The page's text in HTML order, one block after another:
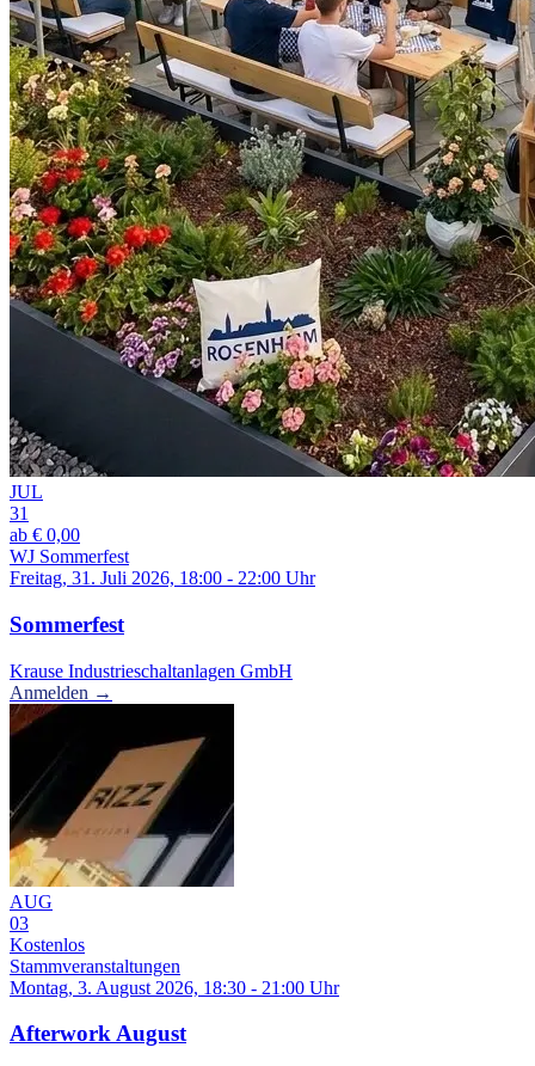
JUL
31
ab € 0,00
WJ Sommerfest
Freitag, 31. Juli 2026, 18:00 - 22:00 Uhr
Sommerfest
Krause Industrieschaltanlagen GmbH
Anmelden →
AUG
03
Kostenlos
Stammveranstaltungen
Montag, 3. August 2026, 18:30 - 21:00 Uhr
Afterwork August